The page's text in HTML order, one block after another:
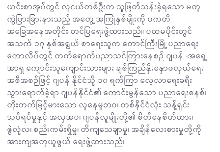
ယင်းစာအုပ်တွင် လူငယ်တစ်ဦးက သူဖြတ်သန်းခဲ့ရသော မတူ
ကွဲပြားခြားနားသည့် အတွေ့ အကြုံနှစ်မျိုးကို ပကတိ
အခြေအနေအတိုင်း တင်ပြရေးဖွဲ့ထားသည်။ ပထမပိုင်းတွင်
အသက် ၁၇ နှစ်အရွယ် စာရေးသူက တောင်ကြီးမြို့ ပညာရေး
ကောလိပ်တွင် တက်ရောက်ပညာသင်ကြားနေစဉ် ဂျပန် -အရှေ့
အာရှ ကျောင်းသူကျောင်းသားများ ချစ်ကြည်နှီးနှောဖလှယ်ရေး
အစီအစဉ်ဖြင့် ဂျပန် နိုင်ငံသို့ ၁၀ ရက်ကြာ လေ့လာရေးခရီး
သွားရောက်ခဲ့ရာ ဂျပန်နိုင်ငံ၏ ကောင်းမွန်သော ပညာရေးစနစ်၊
တိုးတက်မြင့်မားသော လူနေမှုဘဝ၊ တစ်နိုင်ငံလုံး သန့်ရှင်း
သပ်ရပ်မှုနှင့် အလှအပ၊ ဂျပန်လူမျိုးတို့၏ စိတ်နေစိတ်ထား၊
ဇွဲလုံ့လ၊ စည်းကမ်းရှိမှု၊ တိကျသေချာမှု၊ အချိန်လေးစားမှုတို့ကို
အားကျအတုယူဖွယ် ရေးဖွဲ့ထားသည်။